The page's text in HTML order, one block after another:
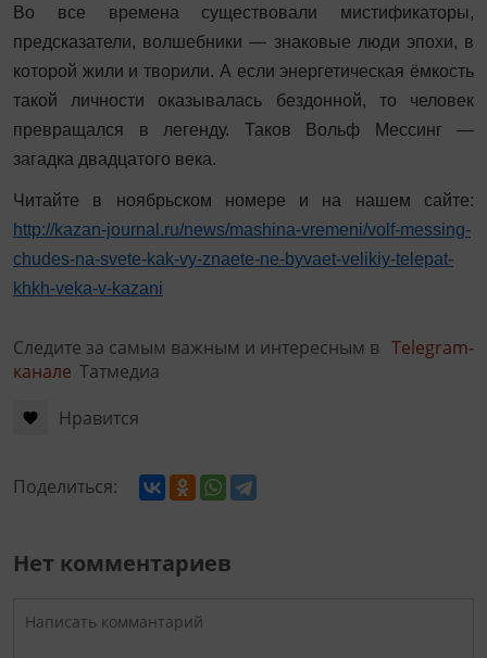
Во все времена существовали мистификаторы,
предсказатели, волшебники — знаковые люди эпохи, в
которой жили и творили. А если энергетическая ёмкость
такой личности оказывалась бездонной, то человек
превращался в легенду. Таков Вольф Мессинг —
загадка двадцатого века.
Читайте в ноябрьском номере и на нашем сайте:
http://kazan-journal.ru/news/mashina-vremeni/volf-messing-
chudes-na-svete-kak-vy-znaete-ne-byvaet-velikiy-telepat-
khkh-veka-v-kazani
Следите за самым важным и интересным в Telegram-
канале Татмедиа
Нравится
Поделиться:
Нет комментариев